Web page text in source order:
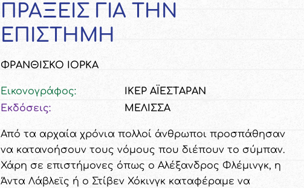
ΠΡΑΞΕΙΣ ΓΙΑ ΤΗΝ
ΕΠΙΣΤΉΜΗ
ΦΡΑΝΘΙΣΚΟ ΙΟΡΚΑ
Εικονογράφος:
ΙΚΕΡ ΑΪΕΣΤΑΡΑΝ
Εκδόσεις:
ΜΕΛΙΣΣΑ
Από τα αρχαία χρόνια πολλοί άνθρωποι προσπάθησαν
να κατανοήσουν τους νόμους που διέπουν το σύμπαν.
Χάρη σε επιστήμονες όπως ο Αλέξανδρος Φλέμινγκ, η
Άντα Λάβλεϊς ή ο Στίβεν Χόκινγκ καταφέραμε να